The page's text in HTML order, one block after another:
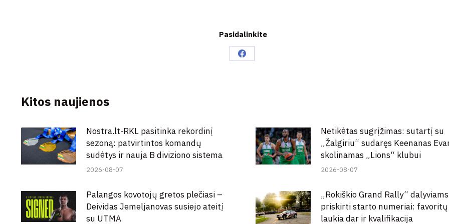
Pasidalinkite
Share
Kitos naujienos
Nostra.lt-RKL pasitinka rekordinį
sezoną: patvirtintos komandų
sudėtys ir nauja B diviziono sistema
2026-08-07
Netikėtas sugrįžimas: sutartį su
„Žalgiriu“ sudaręs Keenanas
skolinamas „Lions“ klubui
2026-08-07
Palangos kovotojų gretos plečiasi –
Deividas Jemeljanovas susiejo ateitį
su UTMA
„Rokiškio Grand Rally“ dalyviams
priskirti starto numeriai: favoritų
laukia dar ir kvalifikacija